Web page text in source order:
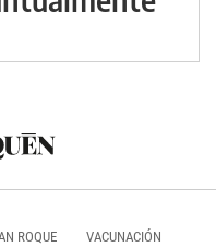
ROQUE VACUNACIÓN